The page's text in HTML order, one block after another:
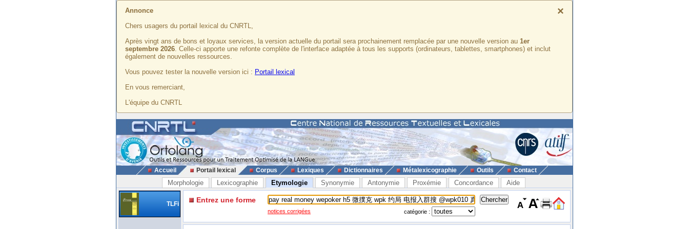
×
Annonce
Chers usagers du portail lexical du CNRTL,
Après vingt ans de bons et loyaux services, la version actuelle du portail sera prochainement remplacée par une nouvelle version au 1er
septembre 2026. Celle-ci apporte une refonte complète de l'interface adaptée à tous les supports (ordinateurs, tablettes, smartphones) et inclut
également de nouvelles ressources.
Vous pouvez tester la nouvelle version ici : Portail lexical
En vous remerciant,
L'équipe du CNRTL
Accueil Portail lexical Corpus Lexiques Dictionnaires Métalexicographie Outils Contact
Morphologie Lexicographie Etymologie Synonymie Antonymie Proxémie Concordance Aide
TLFi Entrez une forme
notices corrigées catégorie :